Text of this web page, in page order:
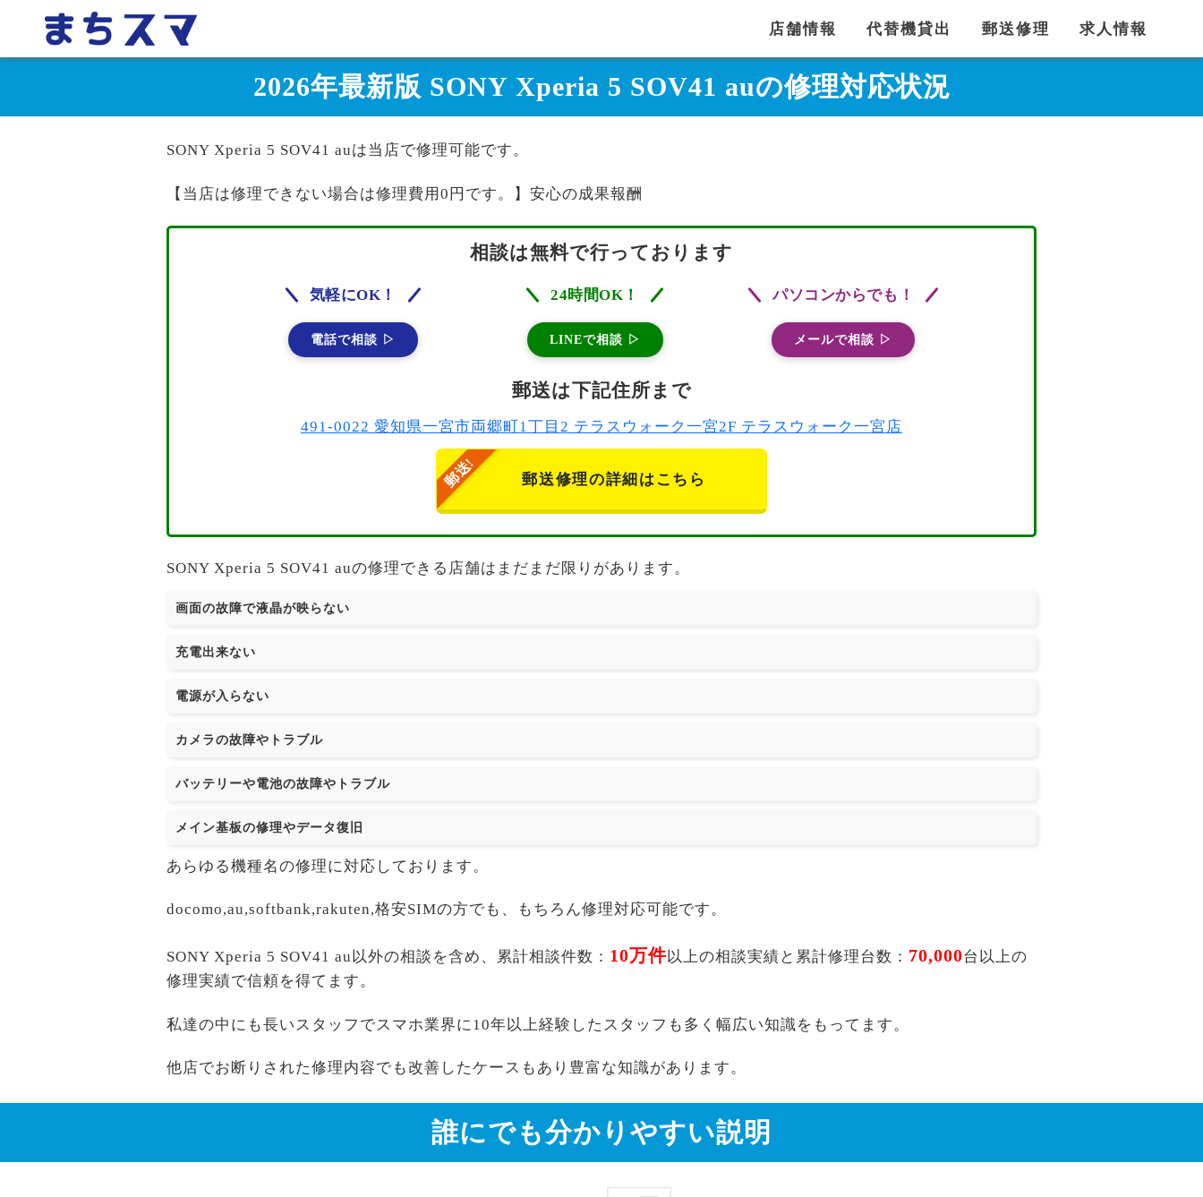
店舗情報 代替機貸出 郵送修理 求人情報
2026年最新版 SONY Xperia 5 SOV41 auの修理対応状況
SONY Xperia 5 SOV41 auは当店で修理可能です。
【当店は修理できない場合は修理費用0円です。】安心の成果報酬
相談は無料で行っております
気軽にOK！
電話で相談 ▷
24時間OK！
LINEで相談 ▷
パソコンからでも！
メールで相談 ▷
郵送は下記住所まで
491-0022 愛知県一宮市両郷町1丁目2 テラスウォーク一宮2F テラスウォーク一宮店
郵送修理の詳細はこちら
SONY Xperia 5 SOV41 auの修理できる店舗はまだまだ限りがあります。
画面の故障で液晶が映らない
充電出来ない
電源が入らない
カメラの故障やトラブル
バッテリーや電池の故障やトラブル
メイン基板の修理やデータ復旧
あらゆる機種名の修理に対応しております。
docomo,au,softbank,rakuten,格安SIMの方でも、もちろん修理対応可能です。
SONY Xperia 5 SOV41 au以外の相談を含め、累計相談件数： 10万件以上の相談実績と累計修理台数： 70,000台以上の
修理実績で信頼を得てます。
私達の中にも長いスタッフでスマホ業界に10年以上経験したスタッフも多く幅広い知識をもってます。
他店でお断りされた修理内容でも改善したケースもあり豊富な知識があります。
誰にでも分かりやすい説明